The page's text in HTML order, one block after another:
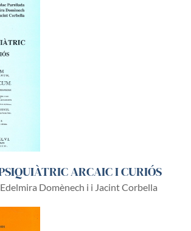
ARCAIC I CURIÓS
Domènech i i Jacint Corbella